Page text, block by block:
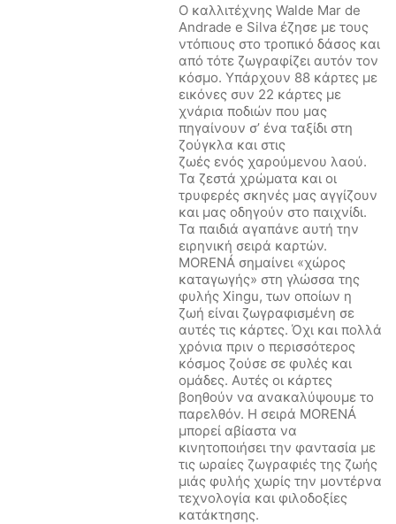
Ο καλλιτέχνης Walde Mar de
Andrade e Silva έζησε με τους
ντόπιους στο τροπικό δάσος και
από τότε ζωγραφίζει αυτόν τον
κόσμο. Υπάρχουν 88 κάρτες με
εικόνες συν 22 κάρτες με
χνάρια ποδιών που μας
πηγαίνουν σ’ ένα ταξίδι στη
ζούγκλα και στις
ζωές ενός χαρούμενου λαού.
Τα ζεστά χρώματα και οι
τρυφερές σκηνές μας αγγίζουν
και μας οδηγούν στο παιχνίδι.
Τα παιδιά αγαπάνε αυτή την
ειρηνική σειρά καρτών.
MORENÁ σημαίνει «χώρος
καταγωγής» στη γλώσσα της
φυλής Xingu, των οποίων η
ζωή είναι ζωγραφισμένη σε
αυτές τις κάρτες. Όχι και πολλά
χρόνια πριν ο περισσότερος
κόσμος ζούσε σε φυλές και
ομάδες. Αυτές οι κάρτες
βοηθούν να ανακαλύψουμε το
παρελθόν. Η σειρά MORENÁ
μπορεί αβίαστα να
κινητοποιήσει την φαντασία με
τις ωραίες ζωγραφιές της ζωής
μιάς φυλής χωρίς την μοντέρνα
τεχνολογία και φιλοδοξίες
κατάκτησης.